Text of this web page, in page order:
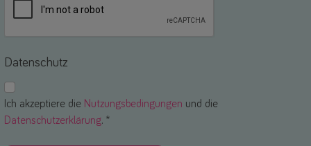
Datenschutz
Ich akzeptiere die Nutzungsbedingungen und die
Datenschutzerklärung. *